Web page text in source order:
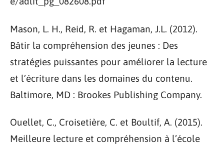
Mason, L. H., Reid, R. et Hagaman, J.L. (2012).
Bâtir la compréhension des jeunes : Des
stratégies puissantes pour améliorer la lecture
et l’écriture dans les domaines du contenu.
Baltimore, MD : Brookes Publishing Company.
Ouellet, C., Croisetière, C. et Boultif, A. (2015).
Meilleure lecture et compréhension à l’école